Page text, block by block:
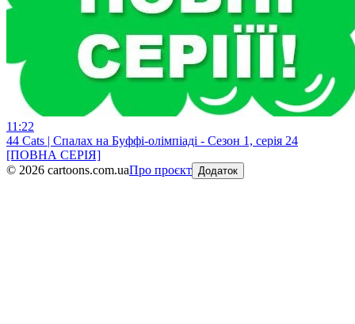
11:22
44 Cats | Спалах на Буффі-олімпіаді - Сезон 1, серія 24
[ПОВНА СЕРІЯ]
© 2026 cartoons.com.uaПро проєкт Додаток